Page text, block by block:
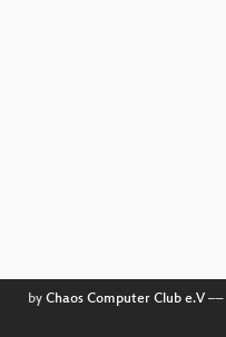
by Chaos Computer Club e.V––